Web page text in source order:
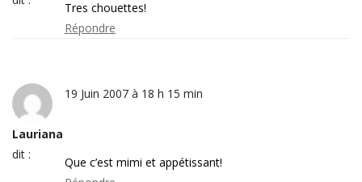
Tres chouettes!
Répondre
Lauriana
dit :
19 Juin 2007 à 18 h 15 min
Que c’est mimi et appétissant!